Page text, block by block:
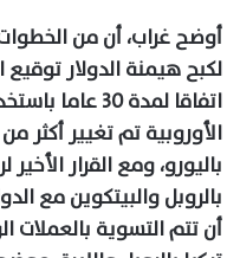
أوضح غراب، أن من
لكبح هيمنة الدولار
اتفاقا لمدة
باليورو، ومع القرار
بالروبل والبيتكوين مع
أن تتم التسوية بالعملات